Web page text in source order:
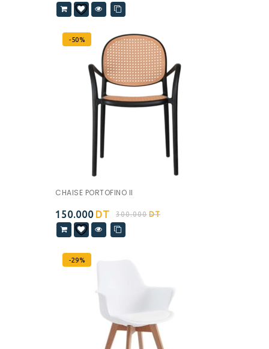
-50%
CHAISE PORTOFINO II
300.000 DT
150.000 DT
-29%